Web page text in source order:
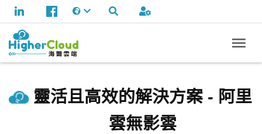
靈活且高效的解決方案 - 阿里
雲無影雲